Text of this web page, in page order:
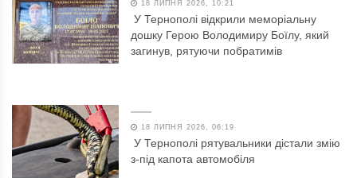
18 ЛИПНЯ 2026, 10:21
У Тернополі відкрили меморіальну
дошку Герою Володимиру Боїлу, який
загинув, рятуючи побратимів
18 ЛИПНЯ 2026, 06:19
У Тернополі рятувальники дістали змію
з-під капота автомобіля